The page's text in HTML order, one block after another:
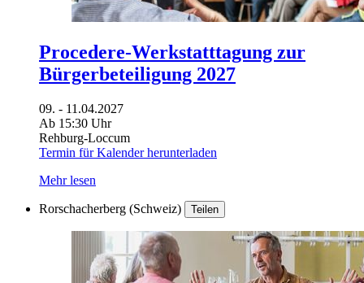
Procedere-Werkstatttagung zur
Bürgerbeteiligung 2027
09. - 11.04.2027
Ab 15:30 Uhr
Rehburg-Loccum
Termin für Kalender herunterladen
Mehr lesen
Rorschacherberg (Schweiz) Teilen